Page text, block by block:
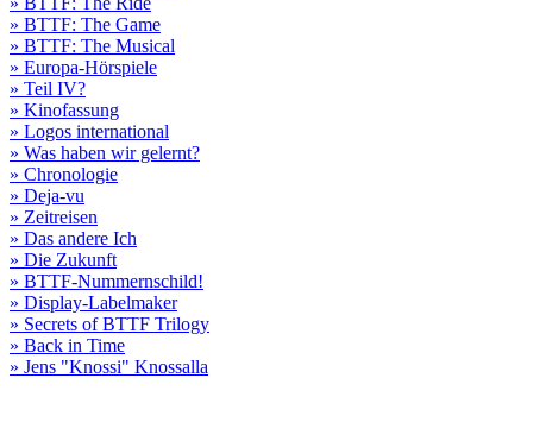
» BTTF: The Game
» BTTF: The Musical
» Europa-Hörspiele
» Teil IV?
» Kinofassung
» Logos international
» Was haben wir gelernt?
» Chronologie
» Deja-vu
» Zeitreisen
» Das andere Ich
» Die Zukunft
» BTTF-Nummernschild!
» Display-Labelmaker
» Secrets of BTTF Trilogy
» Back in Time
» Jens "Knossi" Knossalla